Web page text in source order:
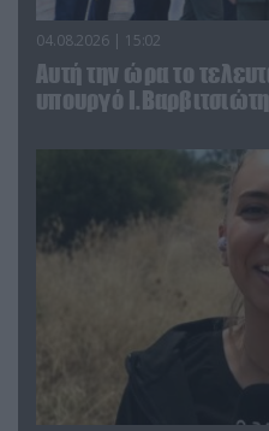
04.08.2026 | 15:02
Αυτή την ώρα το
υπουργό